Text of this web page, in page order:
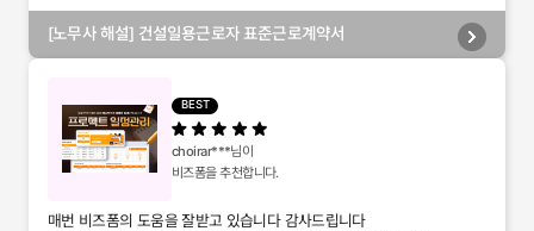
[노무사 해설] 건설일용근로자 표준근로계약서
BEST
choirar***님이
비즈폼을 추천합니다.
매번 비즈폼의 도움을 잘받고 있습니다 감사드립니다